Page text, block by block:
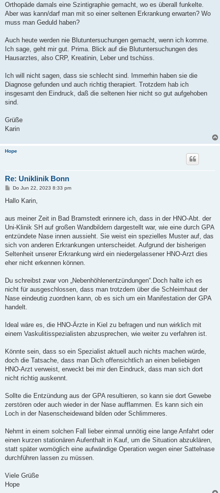
Orthopäde damals eine Szintigraphie gemacht, wo es überall funkelte.
Aber was kann/darf man mit so einer seltenen Erkrankung erwarten? Wo
muss man Geduld haben?
Auch heute werden nie Blutuntersuchungen gemacht, wenn ich komme.
Ich sage, geht mir gut. Prima. Blick auf die Blutuntersuchungen des
Hausarztes, also CRP, Kreatinin, Leber und tschüss.
Ich will nicht sagen, dass sie schlecht sind. Immerhin haben sie die
Diagnose gefunden und auch richtig therapiert. Trotzdem hab ich
insgesamt den Eindruck, daß die seltenen hier nicht so gut aufgehoben
sind.
Grüße
Karin
Hope
Re: Uniklinik Bonn
B
i
a
Do Jun 22, 2023 8:33 pm
Hallo Karin,
aus meiner Zeit in Bad Bramstedt erinnere ich, dass in der HNO-Abt. der
Uni-Klinik SH auf großen Wandbildern dargestellt war, wie eine durch GPA
entzündete Nase innen aussieht. Sie weist ein spezielles Muster auf, das
sich von anderen Erkrankungen unterscheidet. Aufgrund der bisherigen
Seltenheit unserer Erkrankung wird ein niedergelassener HNO-Arzt dies
eher nicht erkennen können.
Du schreibst zwar von „Nebenhöhlenentzündungen“.Doch halte ich es
nicht für ausgeschlossen, dass man trotzdem über die Schleimhaut der
Nase eindeutig zuordnen kann, ob es sich um ein Manifestation der GPA
handelt.
Ideal wäre es, die HNO-Ärzte in Kiel zu befragen und nun wirklich mit
einem Vaskulitisspezialisten abzusprechen, wie weiter zu verfahren ist.
Könnte sein, dass so ein Spezialist aktuell auch nichts machen würde,
doch die Tatsache, dass man Dich offensichtlich an einen beliebigen
HNO-Arzt verweist, erweckt bei mir den Eindruck, dass man sich dort
nicht richtig auskennt.
Sollte die Entzündung aus der GPA resultieren, so kann sie dort Gewebe
zerstören oder auch wieder in der Nase aufflammen. Es kann sich ein
Loch in der Nasenscheidewand bilden oder Schlimmeres.
Nehmt in einem solchen Fall lieber einmal unnötig eine lange Anfahrt oder
einen kurzen stationären Aufenthalt in Kauf, um die Situation abzuklären,
statt später womöglich eine aufwändige Operation wegen einer Sattelnase
durchführen lassen zu müssen.
Viele Grüße
Hope